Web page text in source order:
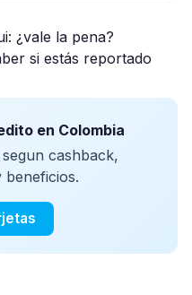
¿vale la pena?
si estás reportado
en Colombia
cashback,
beneficios.